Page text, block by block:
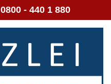
0800 - 440 1 880